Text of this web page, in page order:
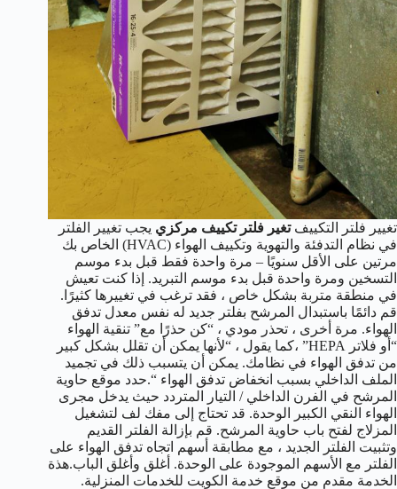
تغيير فلتر التكييفتغير فلتر تكييف مركزي يجب تغيير الفلتر
في نظام التدفئة والتهوية وتكييف الهواء (HVAC) الخاص بك
مرتين على الأقل سنويًا – مرة واحدة فقط قبل بدء موسم
التسخين ومرة واحدة قبل بدء موسم التبريد. إذا كنت تعيش
في منطقة متربة بشكل خاص ، فقد ترغب في تغييرها كثيرًا.
قم دائمًا باستبدال المرشح بفلتر جديد له نفس معدل تدفق
الهواء. مرة أخرى ، تحذر مودي ، “كن حذرًا مع” تنقية الهواء
“أو فلاتر HEPA” ،كما يقول ، “لأنها يمكن أن تقلل بشكل كبير
من تدفق الهواء في نظامك. يمكن أن يتسبب ذلك في تجميد
الملف الداخلي بسبب انخفاض تدفق الهواء “.حدد موقع حاوية
المرشح في الفرن الداخلي / التيار المتردد حيث يدخل مجرى
الهواء النقي الكبير الوحدة. قد تحتاج إلى مفك لف لتشغيل
المزلاج لفتح باب حاوية المرشح. قم بإزالة الفلتر القديم
وتثبيت الفلتر الجديد ، مع مطابقة أسهم اتجاه تدفق الهواء على
الفلتر مع الأسهم الموجودة على الوحدة. أغلق وأغلق الباب.هذة
الخدمة مقدم من موقع خدمة الكويت للخدمات المنزلية.